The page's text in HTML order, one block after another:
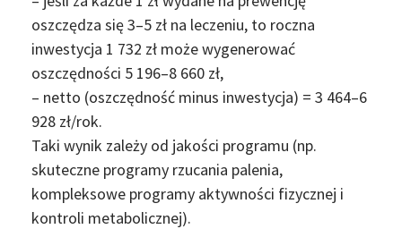
oszczędza się 3–5 zł na leczeniu, to roczna
inwestycja 1 732 zł może wygenerować
oszczędności 5 196–8 660 zł,
– netto (oszczędność minus inwestycja) = 3 464–6
928 zł/rok.
Taki wynik zależy od jakości programu (np.
skuteczne programy rzucania palenia,
kompleksowe programy aktywności fizycznej i
kontroli metabolicznej).